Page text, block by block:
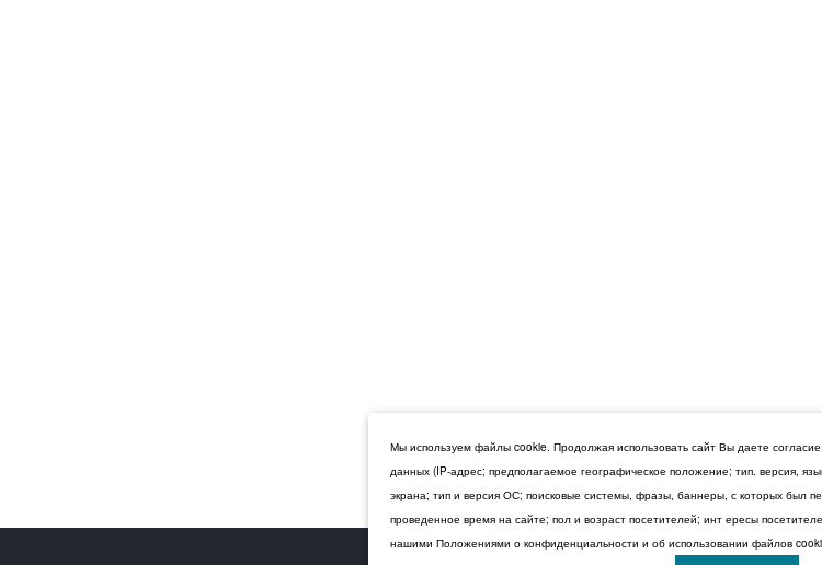
© 2026 Дума Ставропольского
Мы используем файлы cookie. Продолжая использовать сайт Вы даете
данных (IP-адрес; предполагаемое географическое положение; тип. версия,
экрана; тип и версия ОС; поисковые системы, фразы, баннеры, с которых был
проведенное время на сайте; пол и возраст посетителей; инт ересы
нашими Положениями о конфиденциальности и об использовании файлов